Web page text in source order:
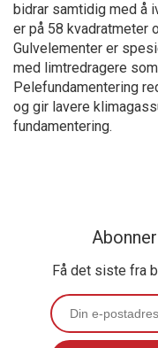
bidrar samtidig med å
er på 58 kvadratmeter
Gulvelementer er
med limtredragere
Pelefundamentering
og gir lavere
fundamentering.
Få det siste fra